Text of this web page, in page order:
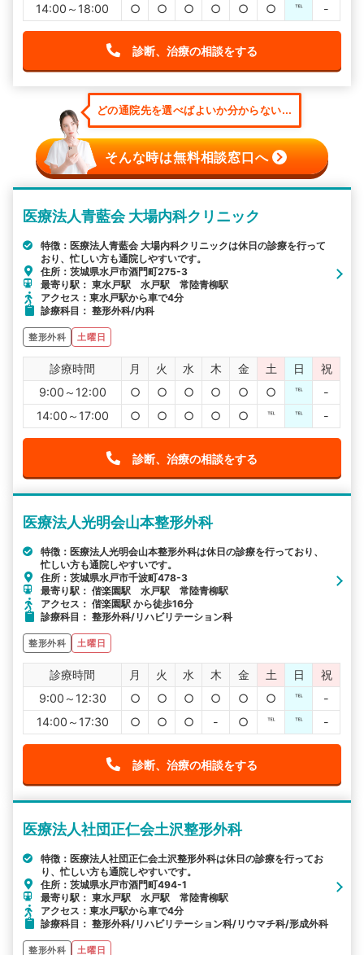
14:00～18:00
○ ○ ○ ○ ○ ○ ℡ -
診断、治療の相談をする
どの通院先を選べばよいか分からない...
そんな時は無料相談窓口へ
医療法人青藍会 大場内科クリニック
特徴：医療法人青藍会 大場内科クリニックは休日の診療を行って
おり、忙しい方も通院しやすいです。
住所：茨城県水戸市酒門町275-3
最寄り駅： 東水戸駅 水戸駅 常陸青柳駅
アクセス：東水戸駅から車で4分
診療科目： 整形外科/内科
整形外科 土曜日
診療時間 月 火 水 木 金 土 日
祝
9:00～12:00
○ ○ ○ ○ ○ ○ ℡
-
14:00～17:00
○ ○ ○ ○ ○ ℡ ℡ -
診断、治療の相談をする
医療法人光明会山本整形外科
特徴：医療法人光明会山本整形外科は休日の診療を行っており、
忙しい方も通院しやすいです。
住所：茨城県水戸市千波町478-3
最寄り駅： 偕楽園駅 水戸駅 常陸青柳駅
アクセス： 偕楽園駅 から徒歩16分
診療科目： 整形外科/リハビリテーション科
整形外科 土曜日
診療時間 月 火 水 木 金 土 日
祝
9:00～12:30
○ ○ ○ ○ ○ ○ ℡
-
14:00～17:30
○ ○ ○ - ○ ℡ ℡ -
診断、治療の相談をする
医療法人社団正仁会土沢整形外科
特徴：医療法人社団正仁会土沢整形外科は休日の診療を行ってお
り、忙しい方も通院しやすいです。
住所：茨城県水戸市酒門町494-1
最寄り駅： 東水戸駅 水戸駅 常陸青柳駅
アクセス：東水戸駅から車で4分
診療科目： 整形外科/リハビリテーション科/リウマチ科/形成外科
整形外科 土曜日